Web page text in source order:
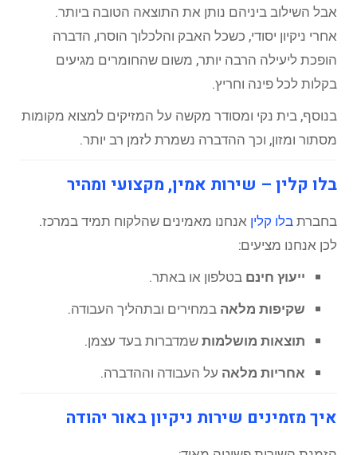
אבל השילוב ביניהם נותן את התוצאה הטובה ביותר.
אחרי ניקיון יסודי, כשכל האבק והלכלוך הוסרו, הדברה
הופכת ליעילה הרבה יותר, משום שהחומרים מגיעים
בקלות לכל פינה וחריץ.
בנוסף, בית נקי ומסודר מקשה על המזיקים למצוא מקומות
מסתור ומזון, וכך ההדברה נשמרת לזמן רב יותר.
בלו קלין – שירות אמין, מקצועי ומהיר
בחברתבלו קלין אנחנו מאמינים שהלקוח תמיד במרכז.
לכן אנחנו מציעים:
ייעוץ חינם בטלפון או באתר.
שקיפות מלאה במחירים ובתהליך העבודה.
תוצאות מושלמותשמדברות בעד עצמן.
אחריות מלאה על העבודה וההדברה.
איך מזמינים שירות ניקיון באור יהודה